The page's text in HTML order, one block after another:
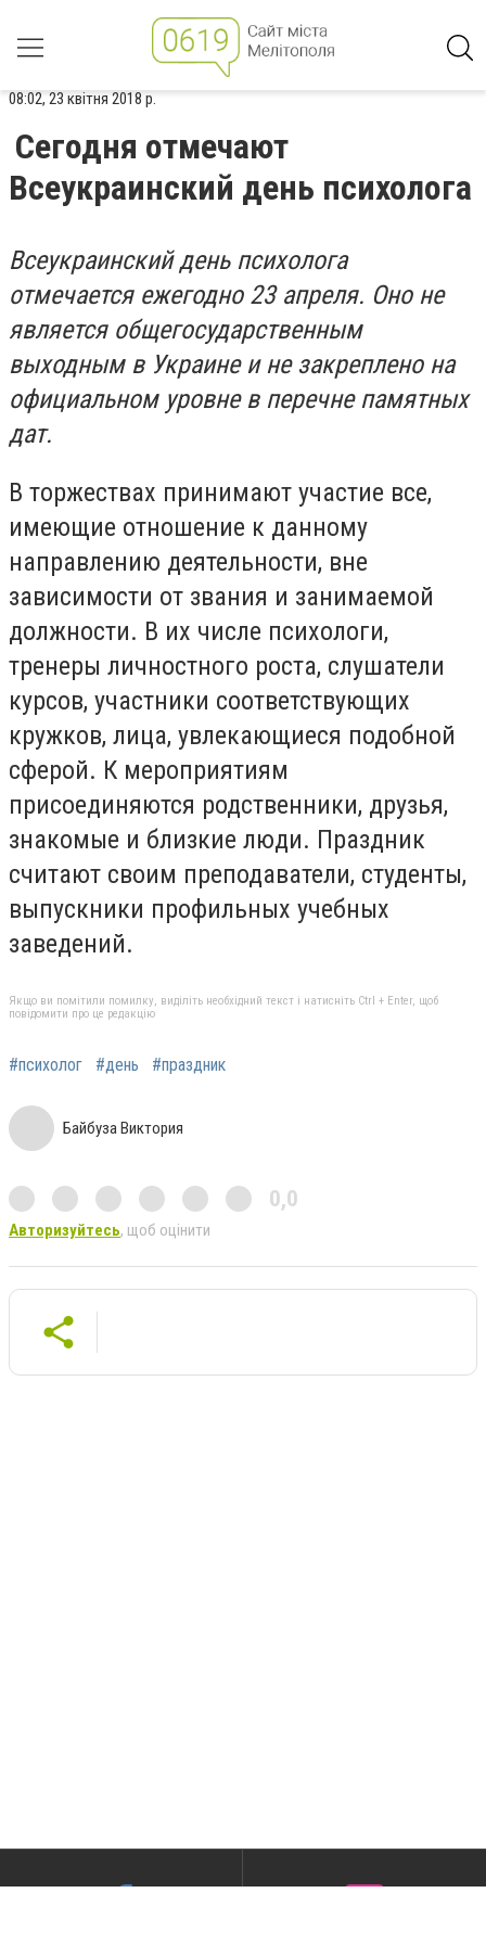
08:02, 23 квітня 2018 р.
Сегодня отмечают
Всеукраинский день психолога
Всеукраинский день психолога
отмечается ежегодно 23 апреля. Оно не
является общегосударственным
выходным в Украине и не закреплено на
официальном уровне в перечне памятных
дат.
В торжествах принимают участие все,
имеющие отношение к данному
направлению деятельности, вне
зависимости от звания и занимаемой
должности. В их числе психологи,
тренеры личностного роста, слушатели
курсов, участники соответствующих
кружков, лица, увлекающиеся подобной
сферой. К мероприятиям
присоединяются родственники, друзья,
знакомые и близкие люди. Праздник
считают своим преподаватели, студенты,
выпускники профильных учебных
заведений.
Якщо ви помітили помилку, виділіть необхідний текст і натисніть Ctrl + Enter, щоб
повідомити про це редакцію
#психолог #день #праздник
Байбуза Виктория
0,0
Авторизуйтесь, щоб оцінити